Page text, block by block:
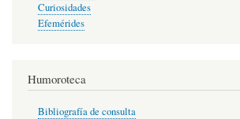
Curiosidades
Efemérides
Humoroteca
Bibliografía de consulta